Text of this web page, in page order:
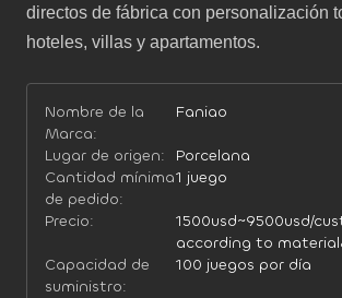
directos de fábrica con personalización
hoteles, villas y apartamentos.
Nombre de la
Marca:
Faniao
Lugar de origen:
Porcelana
Cantidad mínima
de pedido:
1 juego
Precio:
1500usd~9500usd/
according to
Capacidad de
suministro:
100 juegos por día